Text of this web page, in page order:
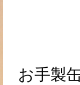
お手製